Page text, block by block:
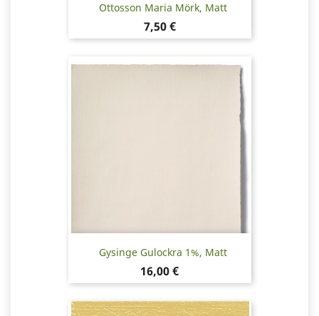
Ottosson Maria Mörk, Matt
Pris
7,50 €
Gysinge Gulockra 1%, Matt
Pris
16,00 €